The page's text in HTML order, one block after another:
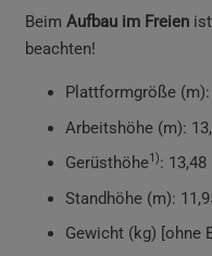
Beim Aufbau im Freienist
beachten!
Plattformgröße (m):
Arbeitshöhe (m):
Gerüsthöhe1): 13,48
Standhöhe (m):
Gewicht (kg) [ohne